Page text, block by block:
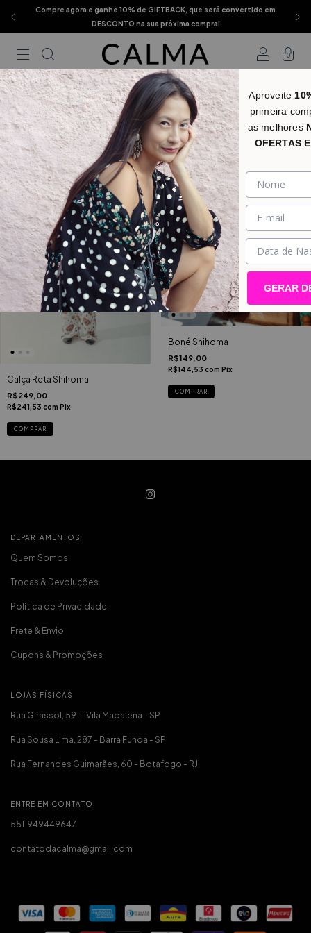
Compre agora e ganhe 10% de GIFTBACK, que será convertido em
DESCONTO na sua próxima compra!
0
Início . Estampas . CALMA + SHIHOMA
CALMA + SHIHOMA FILTRAR
Calça Reta Shihoma
R$249,00
R$241,53 com Pix
COMPRAR
Boné Shihoma
R$149,00
R$144,53 com Pix
COMPRAR
DEPARTAMENTOS
Quem Somos
Trocas & Devoluções
Política de Privacidade
Frete & Envio
Cupons & Promoções
LOJAS FÍSICAS
Rua Girassol, 591 - Vila Madalena - SP
Rua Sousa Lima, 287 - Barra Funda - SP
Rua Fernandes Guimarães, 60 - Botafogo - RJ
ENTRE EM CONTATO
5511949449647
contatodacalma@gmail.com
Aproveite
primeira
as melhores
OFERTAS
GERAR